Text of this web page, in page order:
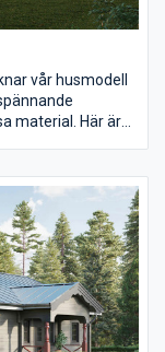
vår husmodell
material. Här är
allrum, en mysig
till WC/D och
om så